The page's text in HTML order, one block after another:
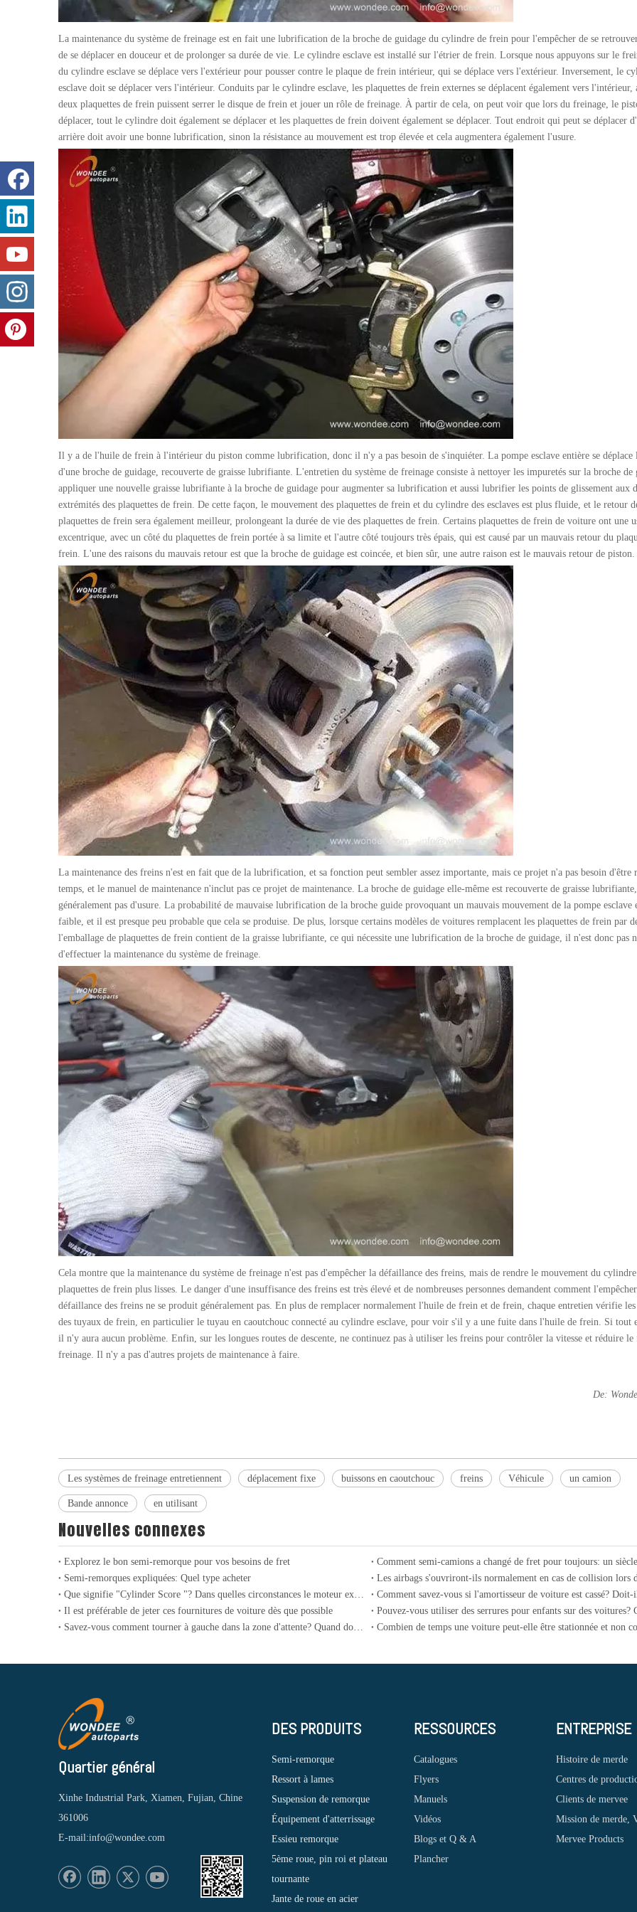
La maintenance du système de freinage est en fait une lubrification de la broche de guidage du cylindre de frein pour l'empêcher de se
de se déplacer en douceur et de prolonger sa durée de vie. Le cylindre esclave est installé sur l'étrier de frein. Lorsque nous appuyons sur le
du cylindre esclave se déplace vers l'extérieur pour pousser contre le plaque de frein intérieur, qui se déplace vers l'extérieur. Inversement, le
esclave doit se déplacer vers l'intérieur. Conduits par le cylindre esclave, les plaquettes de frein externes se déplacent également vers l'intérieur,
deux plaquettes de frein puissent serrer le disque de frein et jouer un rôle de freinage. À partir de cela, on peut voir que lors du freinage, le
déplacer, tout le cylindre doit également se déplacer et les plaquettes de frein doivent également se déplacer. Tout endroit qui peut se déplacer
arrière doit avoir une bonne lubrification, sinon la résistance au mouvement est trop élevée et cela augmentera également l'usure.
Il y a de l'huile de frein à l'intérieur du piston comme lubrification, donc il n'y a pas besoin de s'inquiéter. La pompe esclave entière se déplace
d'une broche de guidage, recouverte de graisse lubrifiante. L'entretien du système de freinage consiste à nettoyer les impuretés sur la broche de
appliquer une nouvelle graisse lubrifiante à la broche de guidage pour augmenter sa lubrification et aussi lubrifier les points de glissement aux
extrémités des plaquettes de frein. De cette façon, le mouvement des plaquettes de frein et du cylindre des esclaves est plus fluide, et le retour
plaquettes de frein sera également meilleur, prolongeant la durée de vie des plaquettes de frein. Certains plaquettes de frein de voiture ont une
excentrique, avec un côté du plaquettes de frein portée à sa limite et l'autre côté toujours très épais, qui est causé par un mauvais retour du
frein. L'une des raisons du mauvais retour est que la broche de guidage est coincée, et bien sûr, une autre raison est le mauvais retour de piston.
La maintenance des freins n'est en fait que de la lubrification, et sa fonction peut sembler assez importante, mais ce projet n'a pas besoin d'être
temps, et le manuel de maintenance n'inclut pas ce projet de maintenance. La broche de guidage elle-même est recouverte de graisse
généralement pas d'usure. La probabilité de mauvaise lubrification de la broche guide provoquant un mauvais mouvement de la pompe esclave
faible, et il est presque peu probable que cela se produise. De plus, lorsque certains modèles de voitures remplacent les plaquettes de frein par
l'emballage de plaquettes de frein contient de la graisse lubrifiante, ce qui nécessite une lubrification de la broche de guidage, il n'est donc pas
d'effectuer la maintenance du système de freinage.
Cela montre que la maintenance du système de freinage n'est pas d'empêcher la défaillance des freins, mais de rendre le mouvement du
plaquettes de frein plus lisses. Le danger d'une insuffisance des freins est très élevé et de nombreuses personnes demandent comment
défaillance des freins ne se produit généralement pas. En plus de remplacer normalement l'huile de frein et de frein, chaque entretien vérifie les
des tuyaux de frein, en particulier le tuyau en caoutchouc connecté au cylindre esclave, pour voir s'il y a une fuite dans l'huile de frein. Si tout
il n'y aura aucun problème. Enfin, sur les longues routes de descente, ne continuez pas à utiliser les freins pour contrôler la vitesse et réduire le
freinage. Il n'y a pas d'autres projets de maintenance à faire.
De:
Les systèmes de freinage entretiennent déplacement fixe buissons en caoutchouc freins Véhicule un camion
Bande annonce en utilisant
Nouvelles connexes
Explorez le bon semi-remorque pour vos besoins de fret
Semi-remorques expliquées: Quel type acheter
Que signifie "Cylinder Score "? Dans quelles circonstances le moteur expérimera-t-il "Cylinder Scoring "?
Il est préférable de jeter ces fournitures de voiture dès que possible
Savez-vous comment tourner à gauche dans la zone d'attente? Quand dois-je entrer?
Quartier général
Xinhe Industrial Park, Xiamen, Fujian, Chine
361006
E-mail:info@wondee.com
DES PRODUITS
Semi-remorque
Ressort à lames
Suspension de remorque
Équipement d'atterrissage
Essieu remorque
5ème roue, pin roi et plateau
tournante
Jante de roue en acier
RESSOURCES
Catalogues
Flyers
Manuels
Vidéos
Blogs et Q & A
Plancher
ENTREPRISE
Histoire de merde
Centres de
Clients de mervee
Mission de merde,
Mervee Products